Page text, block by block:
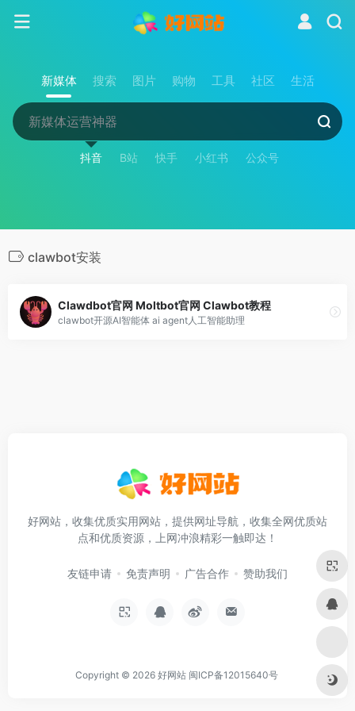
新媒体 搜索 图片 购物 工具 社区 生活
抖音 B站 快手 小红书 公众号
clawbot安装
Clawdbot官网 Moltbot官网 Clawbot教程
clawbot开源AI智能体 ai agent人工智能助理
好网站，收集优质实用网站，提供网址导航，收集全网优质站
点和优质资源，上网冲浪精彩一触即达！
友链申请 免责声明 广告合作 赞助我们
Copyright © 2026 好网站 闽ICP备12015640号